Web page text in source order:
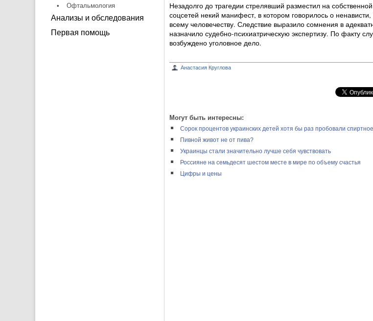
•
Офтальмология
Анализы и обследования
Первая помощь
Незадолго до трагедии стрелявший разместил на
соцсетей некий манифест, в котором говорилось о
всему человечеству. Следствие выразило сомнения в
назначило судебно-психиатрическую экспертизу. По факту
возбуждено уголовное дело.
Анастасия Круглова
Могут быть интересны:
Сорок процентов украинских детей хотя бы раз пробовали спиртное
Пивной живот не от пива?
Украинцы стали значительно лучше себя чувствовать
Россияне на семьдесят шестом месте в мире по объему счастья
Цифры и цены